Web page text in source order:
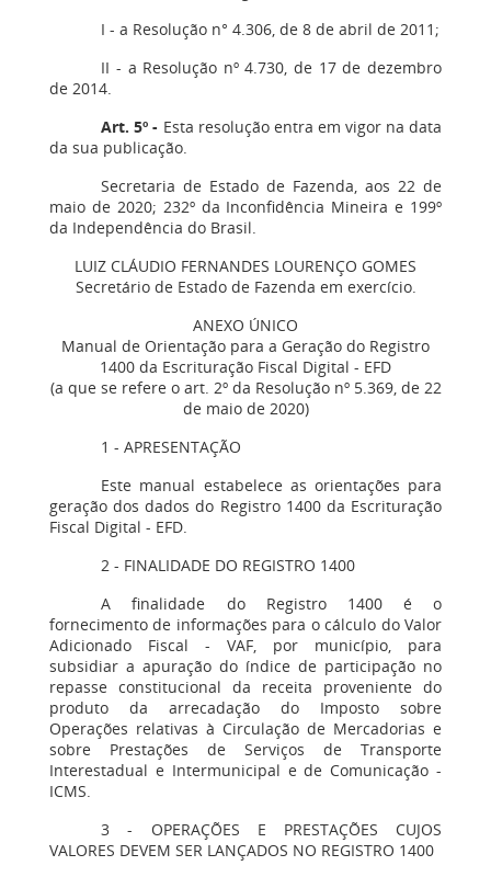
I - a Resolução n° 4.306, de 8 de abril de 2011;
II - a Resolução nº 4.730, de 17 de dezembro
de 2014.
Art. 5º - Esta resolução entra em vigor na data
da sua publicação.
Secretaria de Estado de Fazenda, aos 22 de
maio de 2020; 232º da Inconfidência Mineira e 199º
da Independência do Brasil.
LUIZ CLÁUDIO FERNANDES LOURENÇO GOMES
Secretário de Estado de Fazenda em exercício.
ANEXO ÚNICO
Manual de Orientação para a Geração do Registro
1400 da Escrituração Fiscal Digital - EFD
(a que se refere o art. 2º da Resolução nº 5.369, de 22
de maio de 2020)
1 - APRESENTAÇÃO
Este manual estabelece as orientações para
geração dos dados do Registro 1400 da Escrituração
Fiscal Digital - EFD.
2 - FINALIDADE DO REGISTRO 1400
A finalidade do Registro 1400 é o
fornecimento de informações para o cálculo do Valor
Adicionado Fiscal - VAF, por município, para
subsidiar a apuração do índice de participação no
repasse constitucional da receita proveniente do
produto da arrecadação do Imposto sobre
Operações relativas à Circulação de Mercadorias e
sobre Prestações de Serviços de Transporte
Interestadual e Intermunicipal e de Comunicação -
ICMS.
3 - OPERAÇÕES E PRESTAÇÕES CUJOS
VALORES DEVEM SER LANÇADOS NO REGISTRO 1400